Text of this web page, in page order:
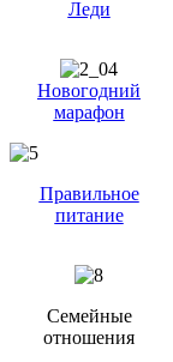
Леди
Новогодний
марафон
Правильное
питание
Семейные
отношения